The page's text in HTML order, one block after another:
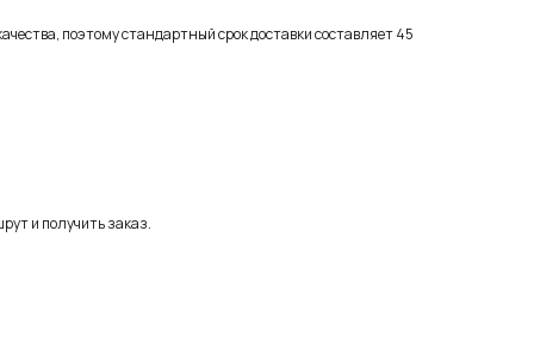
поэтому стандартный срок доставки составляет 45
и получить заказ.